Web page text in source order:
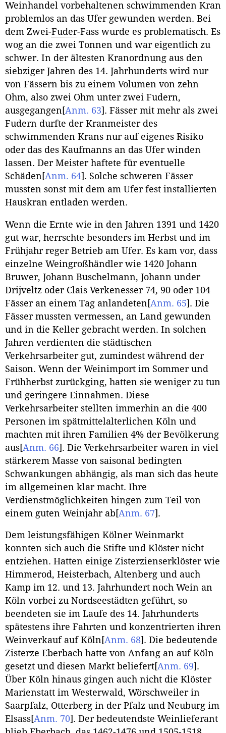
Weinhandel vorbehaltenen schwimmenden Kran
problemlos an das Ufer gewunden werden. Bei
dem Zwei-Fuder-Fass wurde es problematisch. Es
wog an die zwei Tonnen und war eigentlich zu
schwer. In der ältesten Kranordnung aus den
siebziger Jahren des 14. Jahrhunderts wird nur
von Fässern bis zu einem Volumen von zehn
Ohm, also zwei Ohm unter zwei Fudern,
ausgegangen [Anm. 63] . Fässer mit mehr als zwei
Fudern durfte der Kranmeister des
schwimmenden Krans nur auf eigenes Risiko
oder das des Kaufmanns an das Ufer winden
lassen. Der Meister haftete für eventuelle
Schäden [Anm. 64] . Solche schweren Fässer
mussten sonst mit dem am Ufer fest installierten
Hauskran entladen werden.
Wenn die Ernte wie in den Jahren 1391 und 1420
gut war, herrschte besonders im Herbst und im
Frühjahr reger Betrieb am Ufer. Es kam vor, dass
einzelne Weingroßhändler wie 1420 Johann
Bruwer, Johann Buschelmann, Johann under
Drijveltz oder Clais Verkenesser 74, 90 oder 104
Fässer an einem Tag anlandeten [Anm. 65] . Die
Fässer mussten vermessen, an Land gewunden
und in die Keller gebracht werden. In solchen
Jahren verdienten die städtischen
Verkehrsarbeiter gut, zumindest während der
Saison. Wenn der Weinimport im Sommer und
Frühherbst zurückging, hatten sie weniger zu tun
und geringere Einnahmen. Diese
Verkehrsarbeiter stellten immerhin an die 400
Personen im spätmittelalterlichen Köln und
machten mit ihren Familien 4% der Bevölkerung
aus[Anm. 66] . Die Verkehrsarbeiter waren in viel
stärkerem Masse von saisonal bedingten
Schwankungen abhängig, als man sich das heute
im allgemeinen klar macht. Ihre
Verdienstmöglichkeiten hingen zum Teil von
einem guten Weinjahr ab [Anm. 67] .
Dem leistungsfähigen Kölner Weinmarkt
konnten sich auch die Stifte und Klöster nicht
entziehen. Hatten einige Zisterzienserklöster wie
Himmerod, Heisterbach, Altenberg und auch
Kamp im 12. und 13. Jahrhundert noch Wein an
Köln vorbei zu Nordseestädten geführt, so
beendeten sie im Laufe des 14. Jahrhunderts
spätestens ihre Fahrten und konzentrierten ihren
Weinverkauf auf Köln [Anm. 68] . Die bedeutende
Zisterze Eberbach hatte von Anfang an auf Köln
gesetzt und diesen Markt beliefert[Anm. 69] .
Über Köln hinaus gingen auch nicht die Klöster
Marienstatt im Westerwald, Wörschweiler in
Saarpfalz, Otterberg in der Pfalz und Neuburg im
Elsass[Anm. 70] . Der bedeutendste Weinlieferant